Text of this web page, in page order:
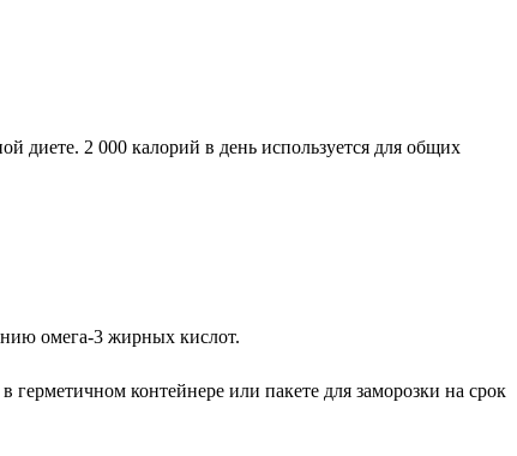
диете. 2 000 калорий в день используется для общих
омега-3 жирных кислот.
герметичном контейнере или пакете для заморозки на срок